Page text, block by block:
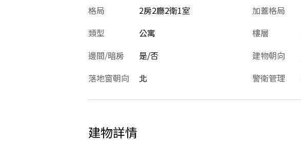
格局
2房2廳2衛1室 加蓋格局
類型
公寓 樓層
邊間/暗房
是/否 建物朝向
落地窗朝向
北 警衛管理
建物詳情